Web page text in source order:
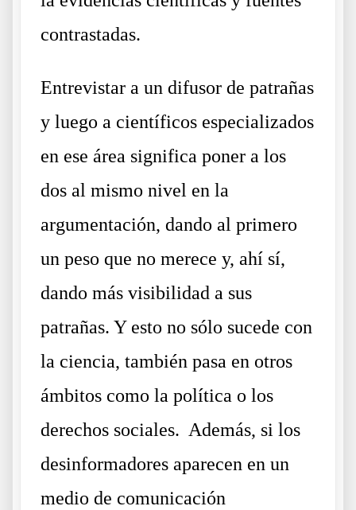
contrastadas.
Entrevistar a un difusor de patrañas
y luego a científicos especializados
en ese área significa poner a los
dos al mismo nivel en la
argumentación, dando al primero
un peso que no merece y, ahí sí,
dando más visibilidad a sus
patrañas. Y esto no sólo sucede con
la ciencia, también pasa en otros
ámbitos como la política o los
derechos sociales. Además, si los
desinformadores aparecen en un
medio de comunicación